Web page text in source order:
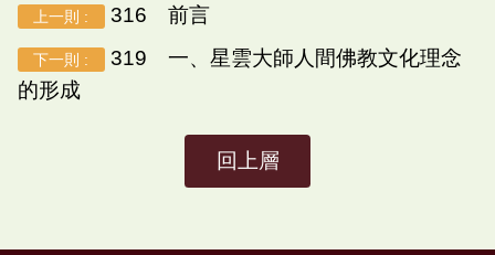
上一則 : 316 前言
下一則 :
319 一、星雲大師人間佛教文化理念
的形成
回上層